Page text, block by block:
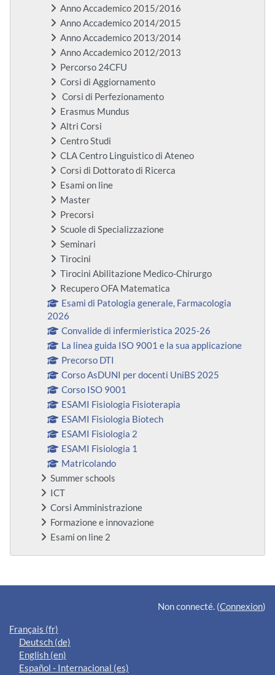
Anno Accademico 2015/2016
Anno Accademico 2014/2015
Anno Accademico 2013/2014
Anno Accademico 2012/2013
Percorso 24CFU
Corsi di Aggiornamento
Corsi di Perfezionamento
Erasmus Mundus
Altri Corsi
Centro Studi
CLA Centro Linguistico di Ateneo
Corsi di Dottorato di Ricerca
Esami on line
Master
Precorsi
Scuole di Specializzazione
Seminari
Tirocini
Tirocini Abilitazione Medico-Chirurgo
Recupero OFA Matematica
Esami di Patologia generale, Farmacologia
2026
Convalide di infermieristica 2025-26
La linea guida ISO 9001 e la sua applicazione
Precorso DTI
Corso AsDUNI per docenti UniBS 2025
Corso ISO 9001
ESAMI Fisiologia Fisioterapia
ESAMI Fisiologia Biotech
ESAMI Fisiologia 2
ESAMI Fisiologia 1
Matricolando
Summer schools
ICT
Corsi Amministrazione
Formazione e innovazione
Esami on line 2
Blocs supplémentaires
Non connecté. (Connexion)
Français ‎(fr)‎
Deutsch ‎(de)‎
English ‎(en)‎
Español - Internacional ‎(es)‎